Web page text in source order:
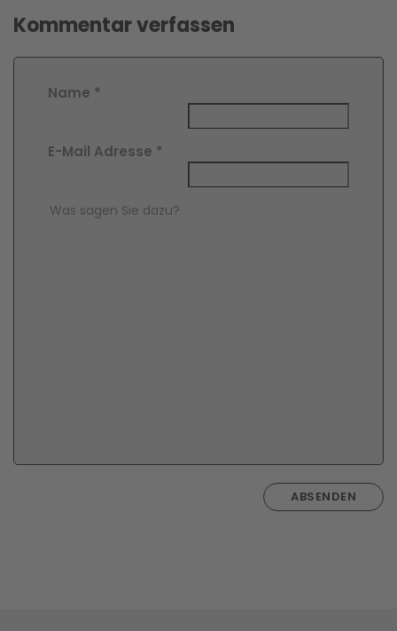
Kommentar verfassen
Name *
E-Mail Adresse *
Comment Text*
ABSENDEN